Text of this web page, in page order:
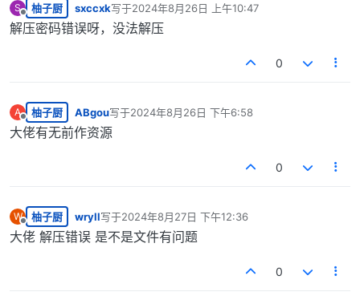
S
离线
柚子厨 sxccxk写于2024年8月26日 上午10:47
最后由 编辑
解压密码错误呀，没法解压
0
A
离线
柚子厨 ABgou写于2024年8月26日 下午6:58
最后由 编辑
大佬有无前作资源
0
W
离线
柚子厨 wryll写于2024年8月27日 下午12:36
最后由 编辑
大佬 解压错误 是不是文件有问题
0